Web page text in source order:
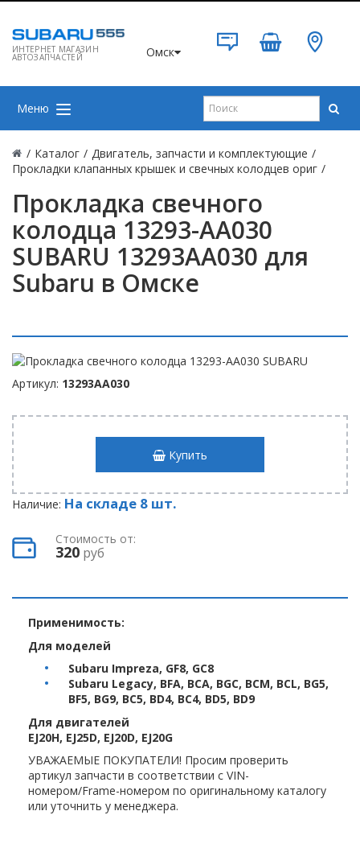
ИНТЕРНЕТ МАГАЗИН
АВТОЗАПЧАСТЕЙ Омск
Меню
/ Каталог / Двигатель, запчасти и комплектующие /
Прокладки клапанных крышек и свечных колодцев ориг /
Прокладка свечного
колодца 13293-AA030
SUBARU 13293AA030 для
Subaru в Омске
Артикул: 13293AA030
Купить
Наличие: На складе 8 шт.
Стоимость от:
320 руб
Применимость:
Для моделей
Subaru Impreza, GF8, GC8
Subaru Legacy, BFA, BCA, BGC, BCM, BCL, BG5,
BF5, BG9, BC5, BD4, BC4, BD5, BD9
Для двигателей
EJ20H, EJ25D, EJ20D, EJ20G
УВАЖАЕМЫЕ ПОКУПАТЕЛИ! Просим проверить
артикул запчасти в соответствии с VIN-
номером/Frame-номером по оригинальному каталогу
или уточнить у менеджера.